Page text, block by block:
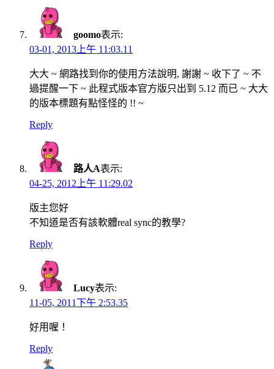
goomo表示:
03-01, 2013上午 11:03.11
大大 ~ 網路找到你的使用方法說明, 謝謝 ~ 收下了 ~ 不
過提醒一下 ~ 此程式版本官方版只出到 5.12 而已 ~ 大大
的版本標題有點怪怪的 !! ~
Reply
路人A表示:
04-25, 2012上午 11:29.02
版主您好
不知道是否有該軟體real sync的教學?
Reply
Lucy表示:
11-05, 2011下午 2:53.35
好用喔！
Reply